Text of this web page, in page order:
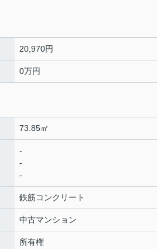
20,970円
0万円
73.85㎡
-
-
-
鉄筋コンクリート
中古マンション
所有権